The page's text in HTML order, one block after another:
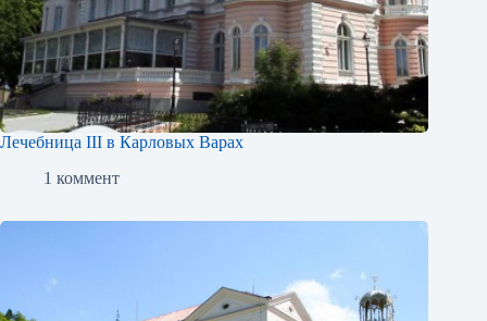
Лечебница III в Карловых Варах
1 коммент